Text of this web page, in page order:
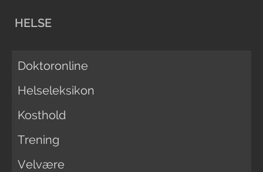
HELSE
Doktoronline
Helseleksikon
Kosthold
Trening
Velvære